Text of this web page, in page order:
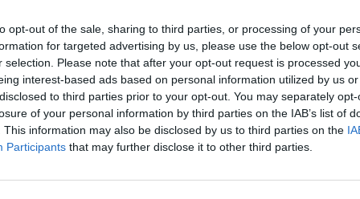
opt-out of the sale, sharing to third parties, or processing of your
for targeted advertising by us, please use the below opt-out
selection. Please note that after your opt-out request is processed
interest-based ads based on personal information utilized by us
to third parties prior to your opt-out. You may separately
of your personal information by third parties on the IAB’s list of
This information may also be disclosed by us to third parties on the
Participants that may further disclose it to other third parties.
pelnė ir trečią bei ketvirtą pozicijas iškovoję
„Husqvarna“ tik Lrytas.TV